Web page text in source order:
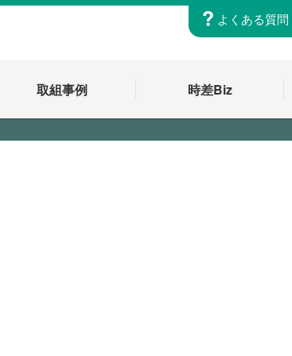
よくある質問
取組事例 時差Biz